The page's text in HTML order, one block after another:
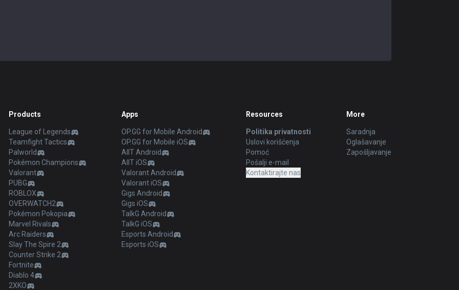
Products
League of Legends
Teamfight Tactics
Palworld
Pokémon Champions
Valorant
PUBG
ROBLOX
OVERWATCH2
Pokémon Pokopia
Marvel Rivals
Arc Raiders
Slay The Spire 2
Counter Strike 2
Fortnite
Diablo 4
2XKO
Apps
OP.GG for Mobile Android
OP.GG for Mobile iOS
AllT Android
AllT iOS
Valorant Android
Valorant iOS
Gigs Android
Gigs iOS
TalkG Android
TalkG iOS
Esports Android
Esports iOS
Resources
Politika privatnosti
Uslovi korišćenja
Pomoć
Pošalji e-mail
Kontaktirajte nas
More
Saradnja
Oglašavanje
Zapošljavanje